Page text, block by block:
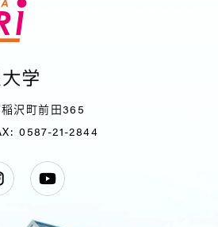
沢町前田365
0587-21-2844